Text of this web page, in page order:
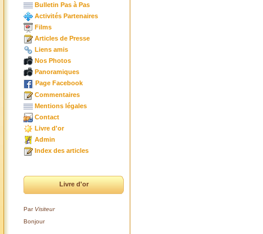
Bulletin Pas à Pas
Activités Partenaires
Films
Articles de Presse
Liens amis
Nos Photos
Panoramiques
Page Facebook
Commentaires
Mentions légales
Contact
Livre d'or
Admin
Index des articles
Livre d'or
Par Visiteur
Bonjour